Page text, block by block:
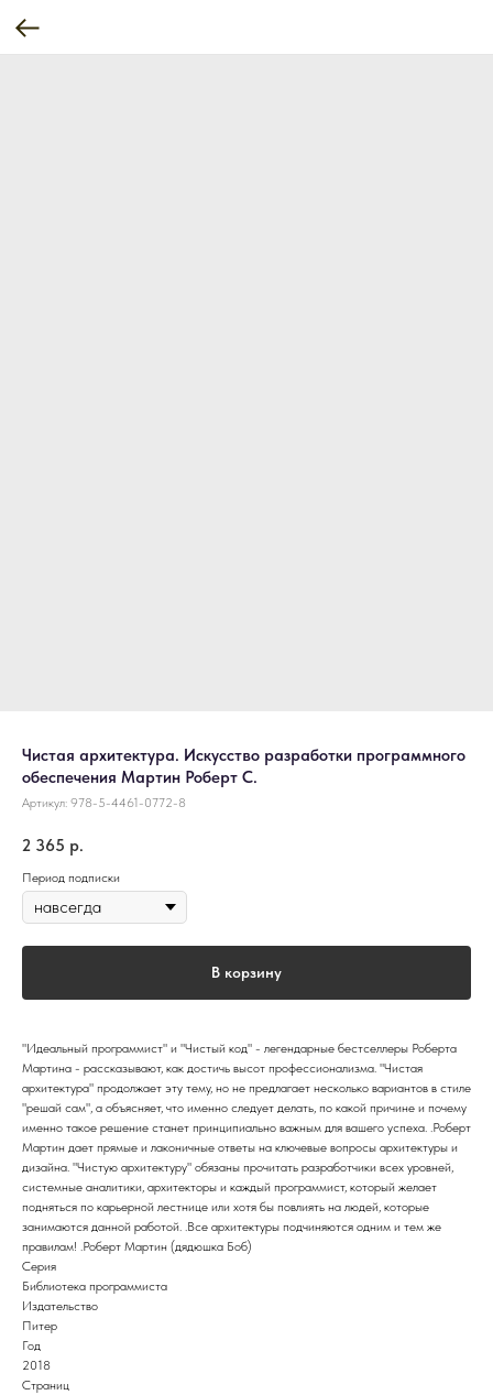
Чистая архитектура. Искусство разработки программного
обеспечения Мартин Роберт С.
Артикул: 978-5-4461-0772-8
2 365 р.
Период подписки
В корзину
"Идеальный программист" и "Чистый код" - легендарные бестселлеры Роберта
Мартина - рассказывают, как достичь высот профессионализма. "Чистая
архитектура" продолжает эту тему, но не предлагает несколько вариантов в стиле
"решай сам", а объясняет, что именно следует делать, по какой причине и почему
именно такое решение станет принципиально важным для вашего успеха. .Роберт
Мартин дает прямые и лаконичные ответы на ключевые вопросы архитектуры и
дизайна. "Чистую архитектуру" обязаны прочитать разработчики всех уровней,
системные аналитики, архитекторы и каждый программист, который желает
подняться по карьерной лестнице или хотя бы повлиять на людей, которые
занимаются данной работой. .Все архитектуры подчиняются одним и тем же
правилам! .Роберт Мартин (дядюшка Боб)
Серия
Библиотека программиста
Издательство
Питер
Год
2018
Страниц